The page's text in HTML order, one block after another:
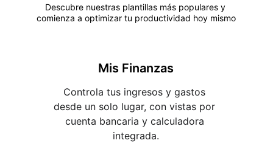
Descubre nuestras plantillas más populares y
comienza a optimizar tu productividad hoy mismo
Mis Finanzas
Controla tus ingresos y gastos
desde un solo lugar, con vistas por
cuenta bancaria y calculadora
integrada.